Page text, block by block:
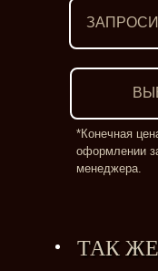
*Конечная
оформлении
менеджера.
ТАК